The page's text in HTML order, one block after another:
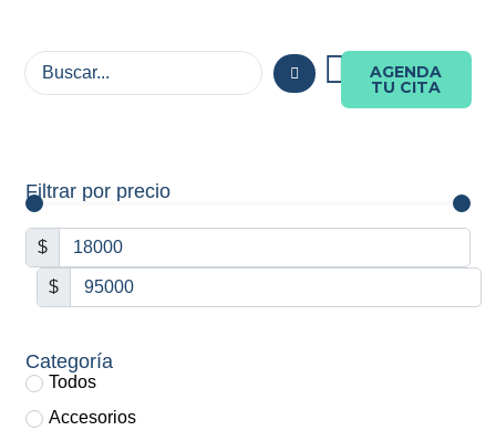
AGENDA
TU CITA
Filtrar por precio
$
$
Categoría
Todos
Accesorios